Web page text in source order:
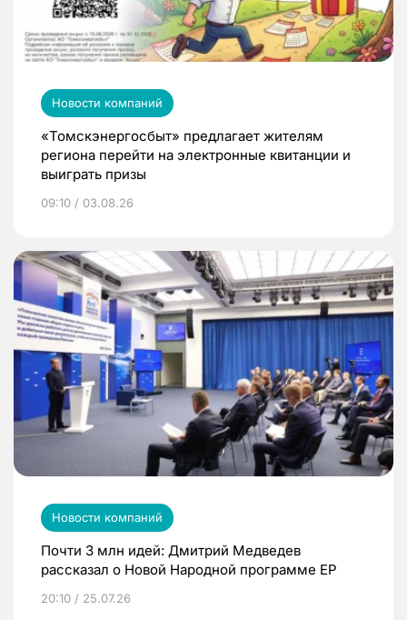
Новости компаний
«Томскэнергосбыт» предлагает жителям
региона перейти на электронные квитанции и
выиграть призы
09:10 / 03.08.26
Новости компаний
Почти 3 млн идей: Дмитрий Медведев
рассказал о Новой Народной программе ЕР
20:10 / 25.07.26